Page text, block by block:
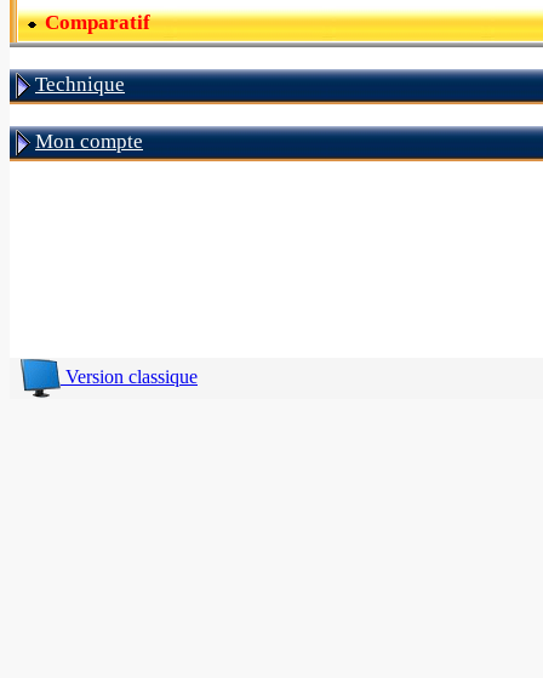
Comparatif
Technique
Mon compte
Version classique